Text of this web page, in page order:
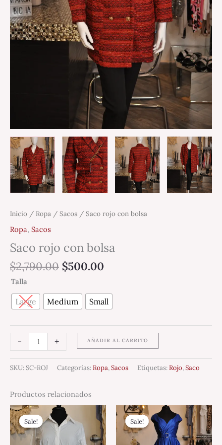
Inicio / Ropa / Sacos / Saco rojo con bolsa
Ropa, Sacos
Saco rojo con bolsa
$2,790.00 $500.00
Talla
Large Medium Small
- + AÑADIR AL CARRITO
SKU:SC-ROJ Categorías:Ropa,Sacos Etiquetas:Rojo,Saco
Productos relacionados
Sale!
Sale!
Original
price
was:
Current
price
is:
$899.00.
Sale!
Sale!
Original
price
was:
$1,890.00.
Current
price
is:
$945.00.